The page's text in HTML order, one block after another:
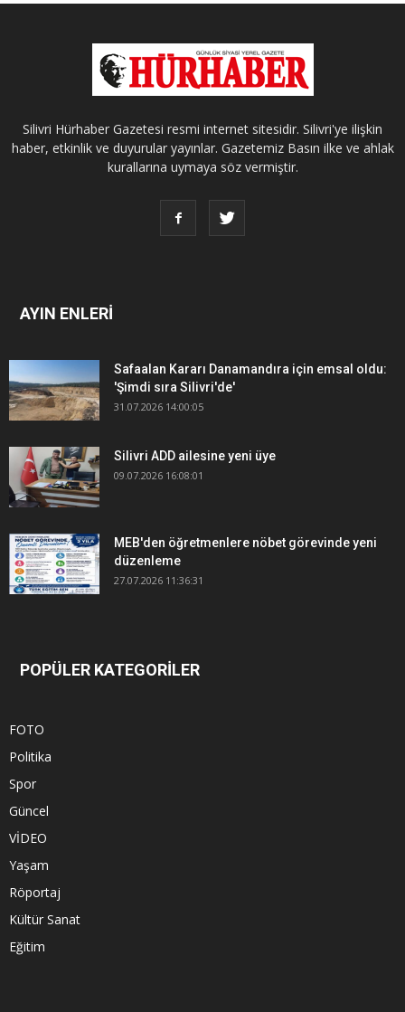
Silivri Hürhaber Gazetesi resmi internet sitesidir. Silivri'ye ilişkin
haber, etkinlik ve duyurular yayınlar. Gazetemiz Basın ilke ve ahlak
kurallarına uymaya söz vermiştir.
AYIN ENLERİ
Safaalan Kararı Danamandıra için emsal oldu:
'Şimdi sıra Silivri'de'
31.07.2026 14:00:05
Silivri ADD ailesine yeni üye
09.07.2026 16:08:01
MEB'den öğretmenlere nöbet görevinde yeni
düzenleme
27.07.2026 11:36:31
POPÜLER KATEGORİLER
FOTO
Politika
Spor
Güncel
VİDEO
Yaşam
Röportaj
Kültür Sanat
Eğitim